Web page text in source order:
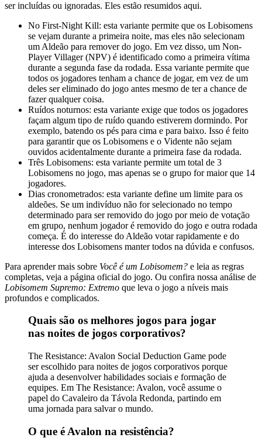
ser incluídas ou ignoradas. Eles estão resumidos aqui.
No First-Night Kill: esta variante permite que os Lobisomens
se vejam durante a primeira noite, mas eles não selecionam
um Aldeão para remover do jogo. Em vez disso, um Non-
Player Villager (NPV) é identificado como a primeira vítima
durante a segunda fase da rodada. Essa variante permite que
todos os jogadores tenham a chance de jogar, em vez de um
deles ser eliminado do jogo antes mesmo de ter a chance de
fazer qualquer coisa.
Ruídos noturnos: esta variante exige que todos os jogadores
façam algum tipo de ruído quando estiverem dormindo. Por
exemplo, batendo os pés para cima e para baixo. Isso é feito
para garantir que os Lobisomens e o Vidente não sejam
ouvidos acidentalmente durante a primeira fase da rodada.
Três Lobisomens: esta variante permite um total de 3
Lobisomens no jogo, mas apenas se o grupo for maior que 14
jogadores.
Dias cronometrados: esta variante define um limite para os
aldeões. Se um indivíduo não for selecionado no tempo
determinado para ser removido do jogo por meio de votação
em grupo, nenhum jogador é removido do jogo e outra rodada
começa. É do interesse do Aldeão votar rapidamente e do
interesse dos Lobisomens manter todos na dúvida e confusos.
Para aprender mais sobre Você é um Lobisomem? e leia as regras
completas, veja a página oficial do jogo. Ou confira nossa análise de
Lobisomem Supremo: Extremo que leva o jogo a níveis mais
profundos e complicados.
Quais são os melhores jogos para jogar
nas noites de jogos corporativos?
The Resistance: Avalon Social Deduction Game pode
ser escolhido para noites de jogos corporativos porque
ajuda a desenvolver habilidades sociais e formação de
equipes. Em The Resistance: Avalon, você assume o
papel do Cavaleiro da Távola Redonda, partindo em
uma jornada para salvar o mundo.
O que é Avalon na resistência?